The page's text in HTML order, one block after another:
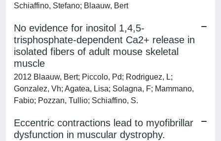
Schiaffino, Stefano; Blaauw, Bert
No evidence for inositol 1,4,5-
trisphosphate-dependent Ca2+ release in
isolated fibers of adult mouse skeletal
muscle
2012 Blaauw, Bert; Piccolo, Pd; Rodriguez, L;
Gonzalez, Vh; Agatea, Lisa; Solagna, F; Mammano,
Fabio; Pozzan, Tullio; Schiaffino, S.
Eccentric contractions lead to myofibrillar
dysfunction in muscular dystrophy.